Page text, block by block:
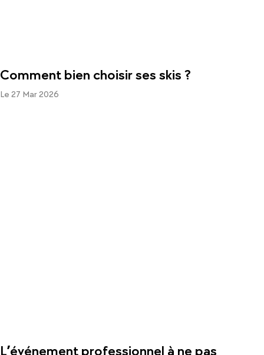
Comment bien choisir ses skis ?
Le 27 Mar 2026
L’événement professionnel à ne pas